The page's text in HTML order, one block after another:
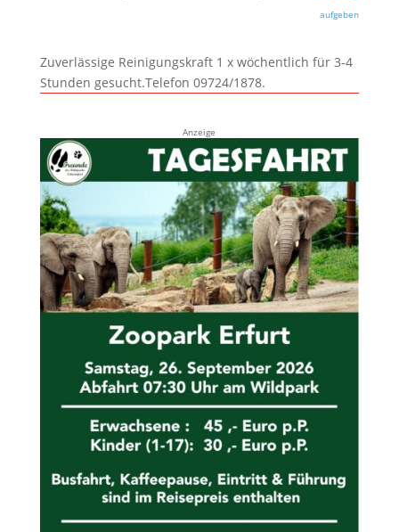
aufgeben
Zuverlässige Reinigungskraft 1 x wöchentlich für 3-4
Stunden gesucht.Telefon 09724/1878.
Anzeige